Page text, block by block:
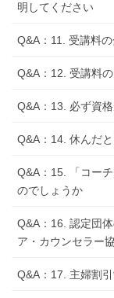
明してください
Q&A：11. 受講料
Q&A：12. 受講料
Q&A：13. 必ず資
Q&A：14. 休んだ
Q&A：15. 「コー
のでしょうか
Q&A：16. 認定団
ア・カウンセラー
Q&A：17. 主婦割